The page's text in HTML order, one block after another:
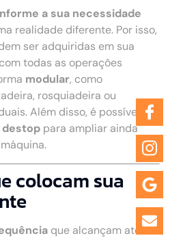
a sua necessidade
realidade diferente. Por isso,
ser adquiridas em sua
todas as operações
modular, como
rosquiadeira ou
Além disso, é possível
destop para ampliar ainda
colocam sua
que alcançam até